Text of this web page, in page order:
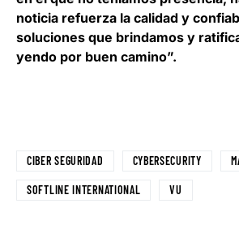
noticia refuerza la calidad y
soluciones que brindamos y
yendo por buen camino”.
CIBER SEGURIDAD CYBERSECURITY
SOFTLINE INTERNATIONAL VU